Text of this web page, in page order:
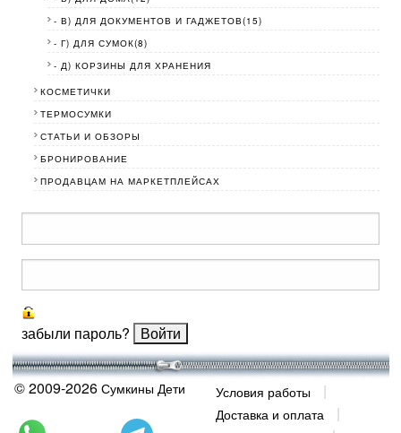
- В) ДЛЯ ДОКУМЕНТОВ И ГАДЖЕТОВ(15)
- Г) ДЛЯ СУМОК(8)
- Д) КОРЗИНЫ ДЛЯ ХРАНЕНИЯ
КОСМЕТИЧКИ
ТЕРМОСУМКИ
СТАТЬИ И ОБЗОРЫ
БРОНИРОВАНИЕ
ПРОДАВЦАМ НА МАРКЕТПЛЕЙСАХ
забыли пароль?
© 2009-2026 Сумкины Дети
Условия работы
Доставка и оплата